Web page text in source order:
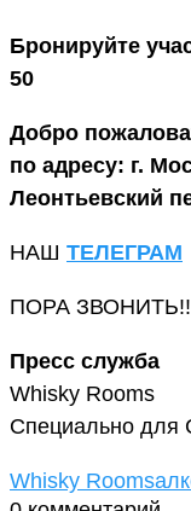
Бронируйте
50
Добро
по адресу: г.
Леонтьевский
НАШ ТЕЛЕГРАМ
ПОРА
Пресс служба
Whisky Rooms
Специально для
Whisky Rooms